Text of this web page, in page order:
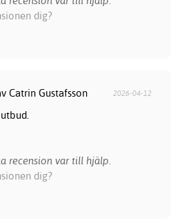
dig?
Catrin Gustafsson 2026-04-12
recension var till hjälp.
dig?